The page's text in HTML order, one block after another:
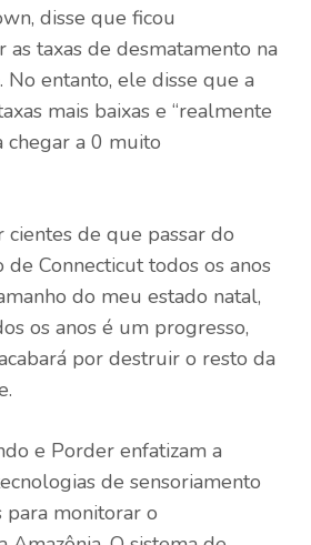
disse que ficou
as taxas de desmatamento na
No entanto, ele disse que a
mais baixas e “realmente
chegar a 0 muito
cientes de que passar do
Connecticut todos os anos
do meu estado natal,
os anos é um progresso,
por destruir o resto da
e Porder enfatizam a
de sensoriamento
monitorar o